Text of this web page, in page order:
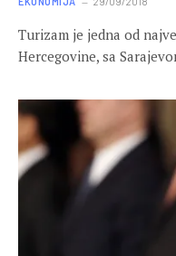
Turizam je jedna od
Hercegovine, sa